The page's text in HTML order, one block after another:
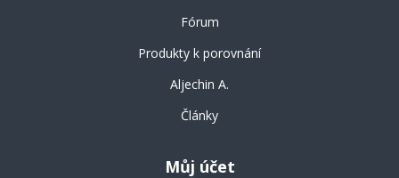
Fórum
Produkty k porovnání
Aljechin A.
Články
Můj účet